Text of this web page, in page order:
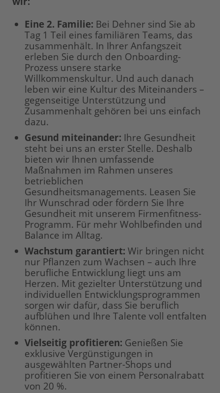
Eine 2. Familie: Bei Dehner sind Sie ab
Tag 1 Teil eines familiären Teams, das
zusammenhält. In Ihrer Anfangszeit
erleben Sie durch den Onboarding-
Prozess unsere starke
Willkommenskultur. Und auch danach
leben wir eine Kultur des Miteinanders –
gegenseitige Unterstützung und
Zusammenhalt gehören bei uns einfach
dazu.
Gesund miteinander: Ihre Gesundheit
steht bei uns an erster Stelle. Deshalb
bieten wir Ihnen umfassende
Maßnahmen im Rahmen unseres
betrieblichen
Gesundheitsmanagements. Leasen Sie
Ihr Wunschrad oder fördern Sie Ihre
Gesundheit mit unserem Firmenfitness-
Programm. Für mehr Wohlbefinden und
Balance im Alltag.
Wachstum garantiert: Wir bringen nicht
nur Pflanzen zum Wachsen – auch Ihre
berufliche Entwicklung liegt uns am
Herzen. Mit gezielter Unterstützung und
individuellen Entwicklungsprogrammen
sorgen wir dafür, dass Sie beruflich
aufblühen und Ihre Talente voll entfalten
können.
Vielseitig profitieren: Genießen Sie
exklusive Vergünstigungen in
ausgewählten Partner-Shops und
profitieren Sie von einem Personalrabatt
von 20 %.